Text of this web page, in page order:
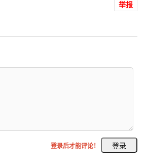
举报
登录后才能评论！